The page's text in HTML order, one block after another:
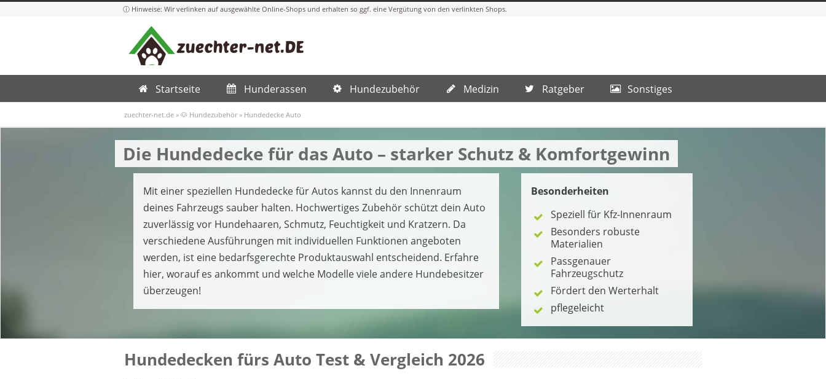
Startseite Hunderassen Hundezubehör Medizin Ratgeber Sonstiges
zuechter-net.de » 🐶 Hundezubehör » Hundedecke Auto
Die Hundedecke für das Auto – starker Schutz & Komfortgewinn
Mit einer speziellen Hundedecke für Autos kannst du den Innenraum
deines Fahrzeugs sauber halten. Hochwertiges Zubehör schützt dein Auto
zuverlässig vor Hundehaaren, Schmutz, Feuchtigkeit und Kratzern. Da
verschiedene Ausführungen mit individuellen Funktionen angeboten
werden, ist eine bedarfsgerechte Produktauswahl entscheidend. Erfahre
hier, worauf es ankommt und welche Modelle viele andere Hundebesitzer
überzeugen!
Besonderheiten
Speziell für Kfz-Innenraum
Besonders robuste
Materialien
Passgenauer
Fahrzeugschutz
Fördert den Werterhalt
pflegeleicht
Hundedecken fürs Auto Test & Vergleich 2026